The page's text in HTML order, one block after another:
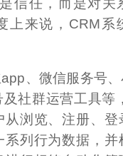
上来说，CRM系
、微信服务号
及社群运营工具等
浏览、注册、登
系列行为数据，并